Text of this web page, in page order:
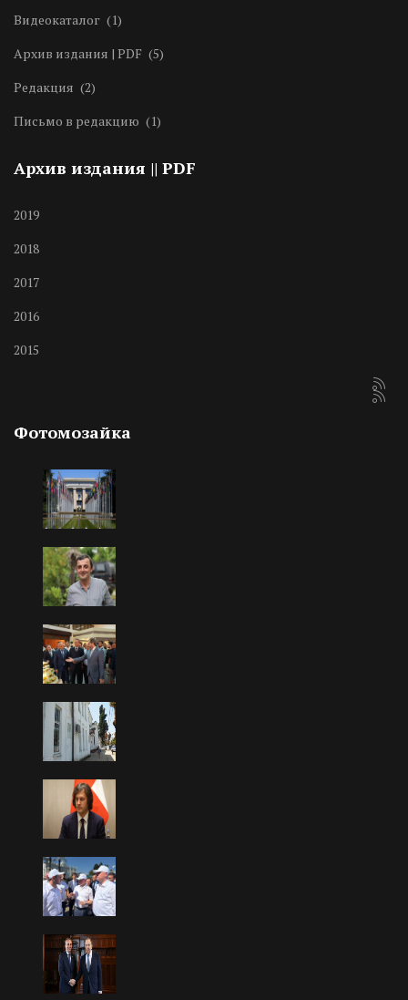
Видеокаталог (1)
Архив издания | PDF (5)
Редакция (2)
Письмо в редакцию (1)
Архив издания || PDF
2019
2018
2017
2016
2015
Фотомозайка